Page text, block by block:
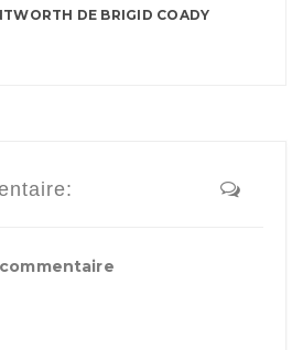
DE BRIGID COADY